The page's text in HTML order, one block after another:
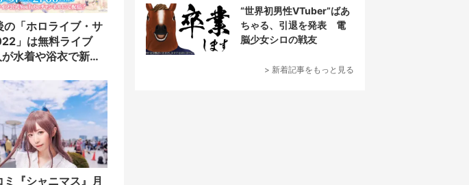
」は無料ライブ
水着や浴衣で新曲
“世界初男性VTuber”ばあ
ちゃる、引退を発表 電
脳少女シロの戦友
> 新着記事をもっと見る